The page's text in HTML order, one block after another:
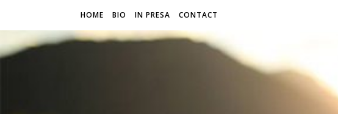
HOME BIO IN PRESA CONTACT